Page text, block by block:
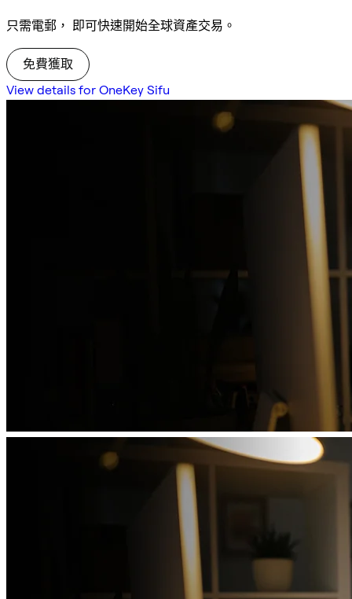
只需電郵， 即可快速開始全球資產交易。
免費獲取
View details for OneKey Sifu